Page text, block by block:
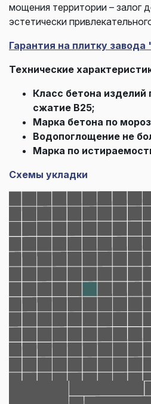
мощения территории – залог
эстетически
Гарантия на плитку
Технические
Класс бетона изделий
сжатие В25;
Марка бетона по
Водопоглощение не
Марка по
Схемы укладки